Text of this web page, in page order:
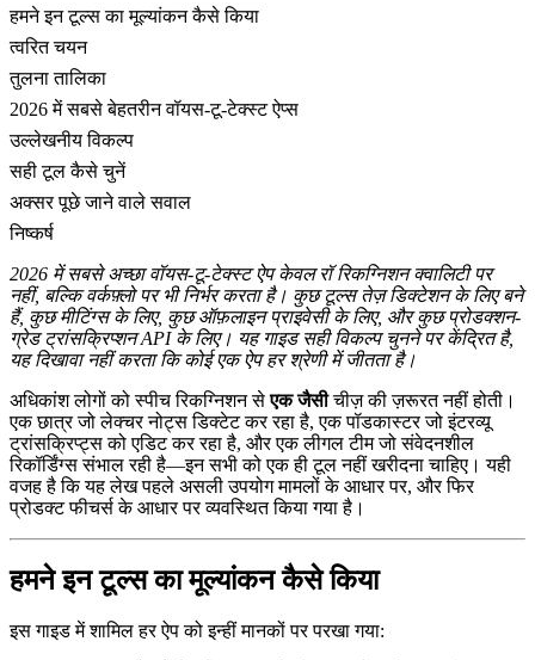
हमने इन टूल्स का मूल्यांकन कैसे किया
त्वरित चयन
तुलना तालिका
2026 में सबसे बेहतरीन वॉयस-टू-टेक्स्ट ऐप्स
उल्लेखनीय विकल्प
सही टूल कैसे चुनें
अक्सर पूछे जाने वाले सवाल
निष्कर्ष
2026 में सबसे अच्छा वॉयस-टू-टेक्स्ट ऐप केवल रॉ रिकग्निशन क्वालिटी पर
नहीं, बल्कि वर्कफ़्लो पर भी निर्भर करता है। कुछ टूल्स तेज़ डिक्टेशन के लिए बने
हैं, कुछ मीटिंग्स के लिए, कुछ ऑफ़लाइन प्राइवेसी के लिए, और कुछ प्रोडक्शन-
ग्रेड ट्रांसक्रिप्शन API के लिए। यह गाइड सही विकल्प चुनने पर केंद्रित है,
यह दिखावा नहीं करता कि कोई एक ऐप हर श्रेणी में जीतता है।
अधिकांश लोगों को स्पीच रिकग्निशन सेएक जैसीचीज़ की ज़रूरत नहीं होती।
एक छात्र जो लेक्चर नोट्स डिक्टेट कर रहा है, एक पॉडकास्टर जो इंटरव्यू
ट्रांसक्रिप्ट्स को एडिट कर रहा है, और एक लीगल टीम जो संवेदनशील
रिकॉर्डिंग्स संभाल रही है—इन सभी को एक ही टूल नहीं खरीदना चाहिए। यही
वजह है कि यह लेख पहले असली उपयोग मामलों के आधार पर, और फिर
प्रोडक्ट फीचर्स के आधार पर व्यवस्थित किया गया है।
हमने इन टूल्स का मूल्यांकन कैसे किया
इस गाइड में शामिल हर ऐप को इन्हीं मानकों पर परखा गया: